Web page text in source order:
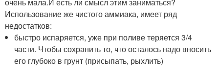
Использование же чистого аммиака, имеет ряд
недостатков:
быстро испаряется, уже при поливе теряется 3/4
части. Чтобы сохранить то, что осталось надо вносить
его глубоко в грунт (присыпать, рыхлить)